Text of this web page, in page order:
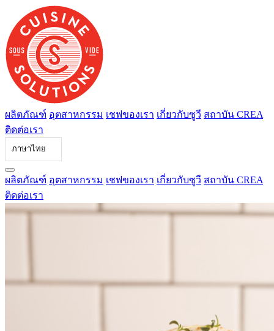
ไป
ที่
เนื้อหา
ผลิตภัณฑ์ อุตสาหกรรม เชฟของเรา เกี่ยวกับซูวี สถาบัน CREA
ติดต่อเรา
ภาษาไทย
ผลิตภัณฑ์ อุตสาหกรรม เชฟของเรา เกี่ยวกับซูวี สถาบัน CREA
ติดต่อเรา